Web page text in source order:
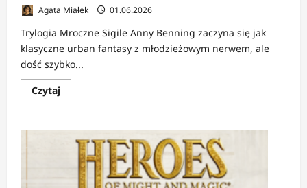
Agata Miałek 01.06.2026
Trylogia Mroczne Sigile Anny Benning zaczyna się jak
klasyczne urban fantasy z młodzieżowym nerwem, ale
dość szybko...
CzytajDowiedz
się
RECENZJA:
Mroczne
Sigile
magia